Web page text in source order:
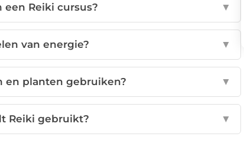
Reiki cursus? ▼
van energie? ▼
en planten gebruiken? ▼
Reiki gebruikt? ▼